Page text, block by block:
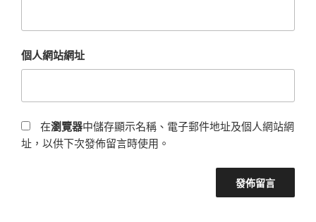
個人網站網址
在瀏覽器中儲存顯示名稱、電子郵件地址及個人網站網
址，以供下次發佈留言時使用。